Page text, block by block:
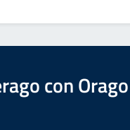
con Orago